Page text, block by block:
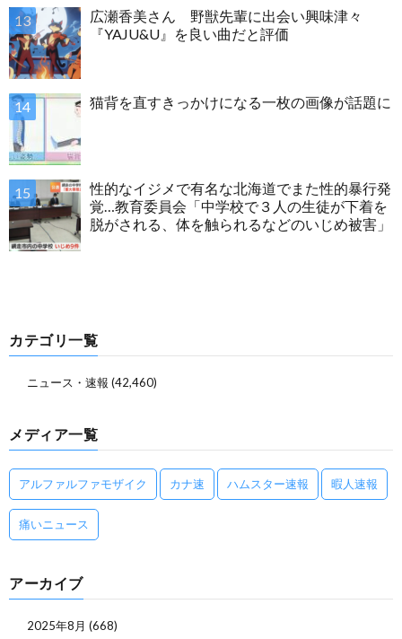
広瀬香美さん 野獣先輩に出会い興味津々
『YAJU&U』を良い曲だと評価
猫背を直すきっかけになる一枚の画像が話題に
性的なイジメで有名な北海道でまた性的暴行発
覚…教育委員会「中学校で３人の生徒が下着を
脱がされる、体を触られるなどのいじめ被害」
カテゴリ一覧
ニュース・速報 (42,460)
メディア一覧
アルファルファモザイク カナ速 ハムスター速報 暇人速報
痛いニュース
アーカイブ
2025年8月 (668)